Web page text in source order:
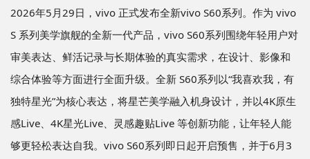
2026年5月29日，vivo 正式发布全新vivo S60系列。作为 vivo
S 系列美学旗舰的全新一代产品，vivo S60系列围绕年轻用户对
审美表达、鲜活记录与长期体验的真实需求，在设计、影像和
综合体验等方面进行全面升级。全新 S60系列以“我喜欢我，有
独特星光”为核心表达，将星芒美学融入机身设计，并以4K原生
感Live、4K星光Live、灵感趣贴Live 等创新功能，让年轻人能
够更轻松表达自我。vivo S60系列即日起开启预售，并于6月3